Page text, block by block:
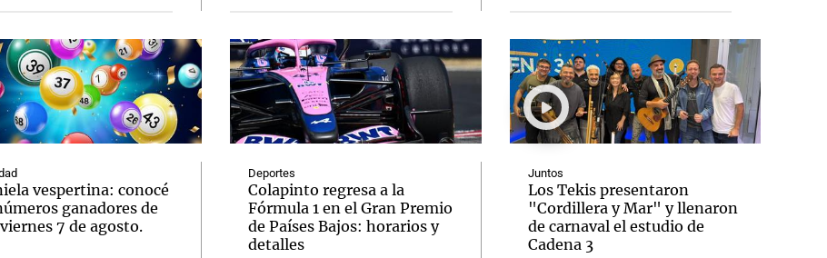
vespertina: conocé
ganadores de
7 de agosto.
Deportes
Colapinto regresa a la
Fórmula 1 en el Gran Premio
de Países Bajos: horarios y
detalles
Juntos
Los Tekis presentaron
"Cordillera y Mar" y llenaron
de carnaval el estudio de
Cadena 3
El huracán de Arequito Cadena 3 en Groenlandia